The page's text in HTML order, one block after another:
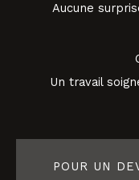
Aucune
Un travail
POUR UN